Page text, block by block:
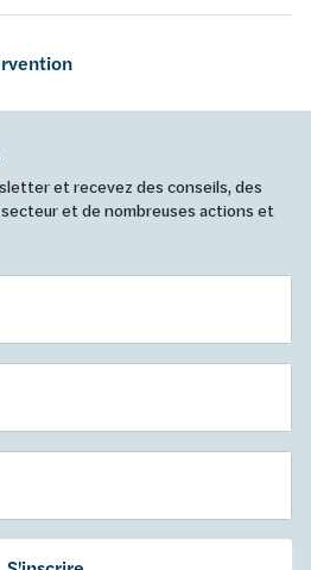
et recevez des conseils, des
et de nombreuses actions et